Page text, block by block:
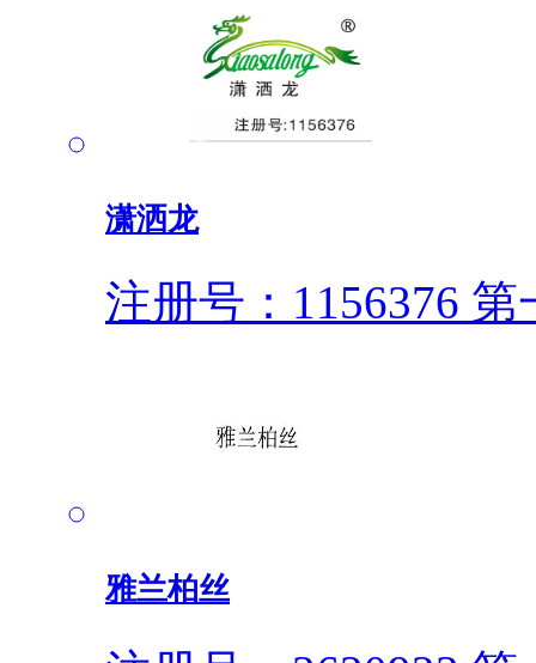
潇洒龙
注册号：1156376 第
雅兰柏丝